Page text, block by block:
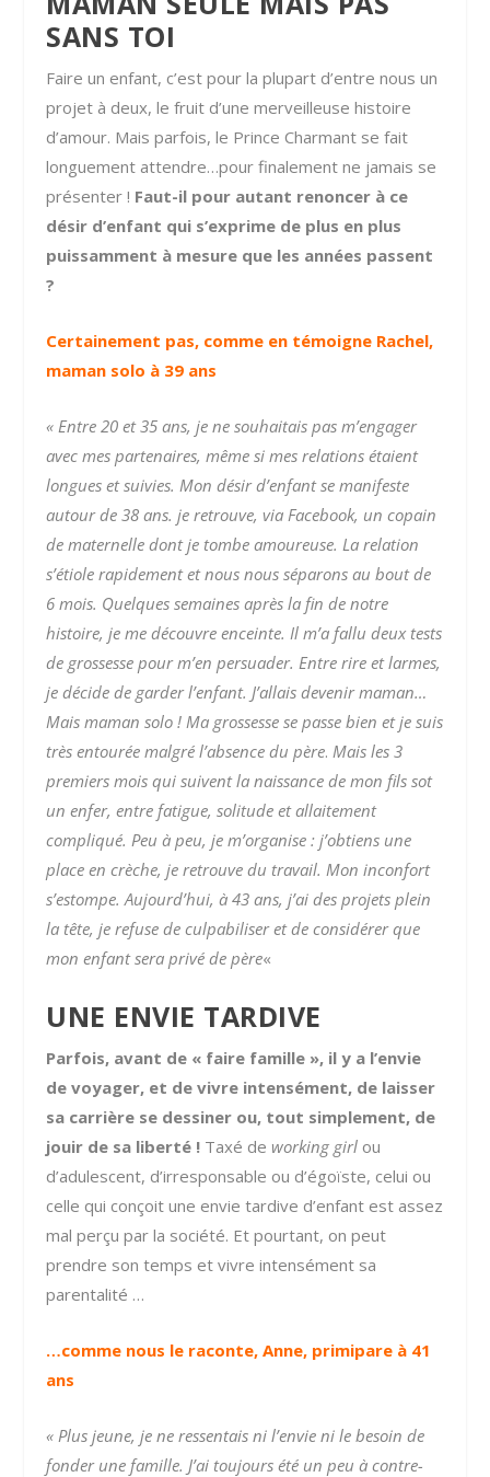
SANS TOI
Faire un enfant, c’est pour la plupart d’entre nous un
projet à deux, le fruit d’une merveilleuse histoire
d’amour. Mais parfois, le Prince Charmant se fait
longuement attendre…pour finalement ne jamais se
présenter ! Faut-il pour autant renoncer à ce
désir d’enfant qui s’exprime de plus en plus
puissamment à mesure que les années passent
?
Certainement pas, comme en témoigne Rachel,
maman solo à 39 ans
« Entre 20 et 35 ans, je ne souhaitais pas m’engager
avec mes partenaires, même si mes relations étaient
longues et suivies. Mon désir d’enfant se manifeste
autour de 38 ans. je retrouve,via Facebook, un copain
de maternelle dont je tombe amoureuse. La relation
s’étiole rapidement et nous nous séparons au bout de
6 mois. Quelques semaines après la fin de notre
histoire, je me découvre enceinte. Il m’a fallu deux tests
de grossesse pour m’en persuader. Entre rire et larmes,
je décide de garder l’enfant. J’allais devenir maman…
Mais maman solo ! Ma grossesse se passe bien et je suis
très entourée malgré l’absence du père. Mais les 3
premiers mois qui suivent la naissance de mon fils sot
un enfer, entre fatigue, solitude et allaitement
compliqué. Peu à peu, je m’organise : j’obtiens une
place en crèche, je retrouve du travail. Mon inconfort
s’estompe. Aujourd’hui, à 43 ans, j’ai des projets plein
la tête, je refuse de culpabiliser et de considérer que
mon enfant sera privé de père«
UNE ENVIE TARDIVE
Parfois, avant de « faire famille », il y a l’envie
de voyager, et de vivre intensément, de laisser
sa carrière se dessiner ou, tout simplement, de
jouir de sa liberté ! Taxé de working girl ou
d’adulescent, d’irresponsable ou d’égoïste, celui ou
celle qui conçoit une envie tardive d’enfant est assez
mal perçu par la société. Et pourtant, on peut
prendre son temps et vivre intensément sa
parentalité …
…comme nous le raconte, Anne, primipare à 41
ans
« Plus jeune, je ne ressentais ni l’envie ni le besoin de
fonder une famille. J’ai toujours été un peu à contre-